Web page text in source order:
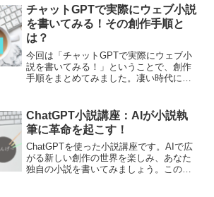
加味しないといけませんね。要はうまく
使えばいいのです。
チャットGPTで実際にウェブ小説
を書いてみる！その創作手順と
は？
今回は「チャットGPTで実際にウェブ小
説を書いてみる！」ということで、創作
手順をまとめてみました。凄い時代にな
ど、チャットGPTを活用し、作品を創作
していきましょう。
ChatGPT小説講座：AIが小説執
筆に革命を起こす！
ChatGPTを使った小説講座です。AIで広
がる新しい創作の世界を楽しみ、あなた
独自の小説を書いてみましょう。この講